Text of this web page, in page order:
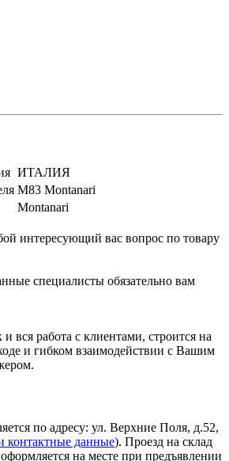
ИТАЛИЯ
M83 Montanari
Montanari
интересующий вас вопрос по товару
специалисты обязательно вам
вся работа с клиентами, строится на
и гибком взаимодействии с Вашим
по адресу: ул. Верхние Поля, д.52,
контактные данные). Проезд на склад
на месте при предъявлении